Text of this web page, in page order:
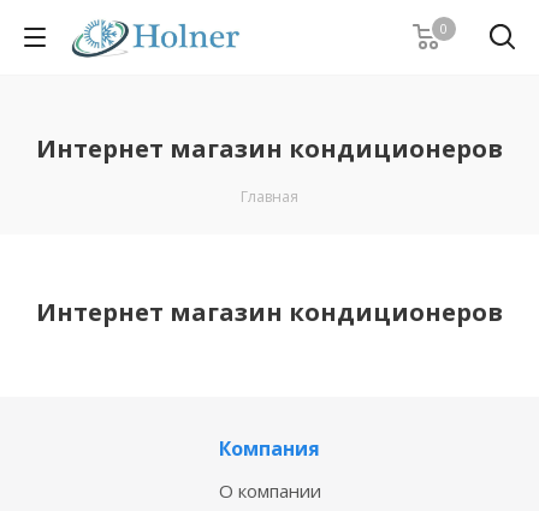
0
Интернет магазин кондиционеров
Главная
Интернет магазин кондиционеров
Компания
О компании